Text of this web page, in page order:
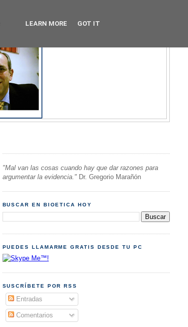
"Mal van las cosas cuando hay que dar razones para
argumentar la evidencia." Dr. Gregorio Marañón
BUSCAR EN BIOETICA HOY
PUEDES LLAMARME GRATIS DESDE TU PC
SUSCRÍBETE POR RSS
Entradas
Comentarios
LEARN MORE GOT IT